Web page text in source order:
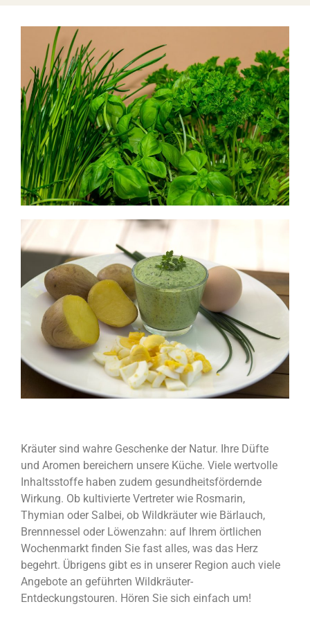
Kräuter sind wahre Geschenke der Natur. Ihre Düfte
und Aromen bereichern unsere Küche. Viele wertvolle
Inhaltsstoffe haben zudem gesundheitsfördernde
Wirkung. Ob kultivierte Vertreter wie Rosmarin,
Thymian oder Salbei, ob Wildkräuter wie Bärlauch,
Brennnessel oder Löwenzahn: auf Ihrem örtlichen
Wochenmarkt finden Sie fast alles, was das Herz
begehrt. Übrigens gibt es in unserer Region auch viele
Angebote an geführten Wildkräuter-
Entdeckungstouren. Hören Sie sich einfach um!